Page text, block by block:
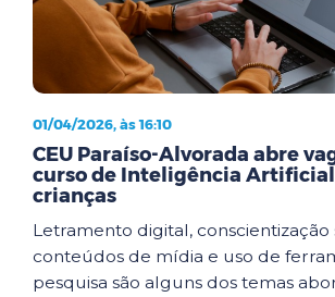
01/04/2026, às 16:10
CEU Paraíso-Alvorada abre
curso de Inteligência
crianças
Letramento digital, conscientização
conteúdos de mídia e uso de
pesquisa são alguns dos temas